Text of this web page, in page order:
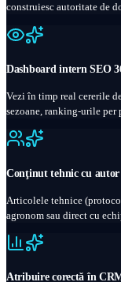
construiesc autoritate de
Dashboard intern SEO
Vezi în timp real cererile
sezoane, ranking-urile per
Conţinut tehnic cu autor
Articolele tehnice
agronom sau direct cu
Atribuire corectă în